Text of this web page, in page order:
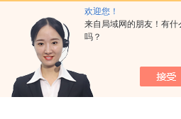
欢迎您！
来自局域网的朋友！有什
吗？